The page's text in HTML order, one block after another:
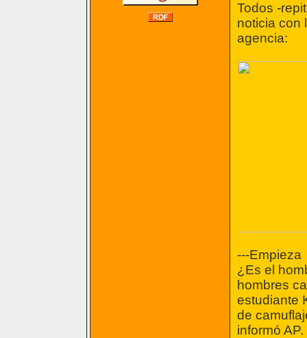
Todos -
noticia con
agencia:
---Empieza
¿Es el
hombres
estudiante
de
informó AP.